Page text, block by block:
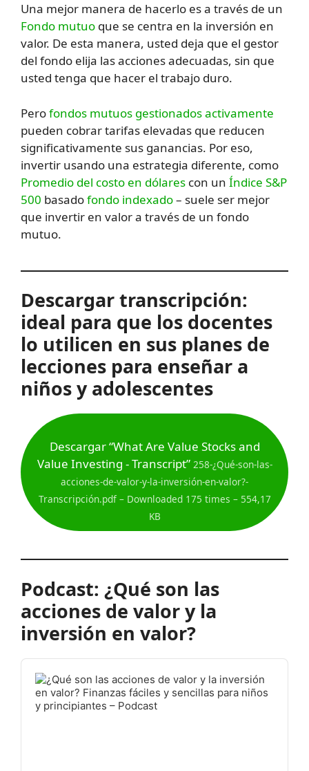
Una mejor manera de hacerlo es a través de un
Fondo mutuo que se centra en la inversión en
valor. De esta manera, usted deja que el gestor
del fondo elija las acciones adecuadas, sin que
usted tenga que hacer el trabajo duro.
Perofondos mutuos gestionados activamente
pueden cobrar tarifas elevadas que reducen
significativamente sus ganancias. Por eso,
invertir usando una estrategia diferente, como
Promedio del costo en dólares con un Índice S&P
500 basadofondo indexado– suele ser mejor
que invertir en valor a través de un fondo
mutuo.
Descargar transcripción:
ideal para que los docentes
lo utilicen en sus planes de
lecciones para enseñar a
niños y adolescentes
Descargar “What Are Value Stocks and
Value Investing - Transcript” 258-¿Qué-son-las-
acciones-de-valor-y-la-inversión-en-valor?-
Transcripción.pdf – Downloaded 175 times – 554,17
KB
Podcast: ¿Qué son las
acciones de valor y la
inversión en valor?
Audio
Player